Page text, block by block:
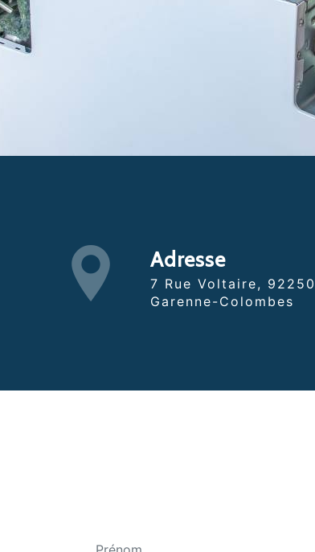
Adresse
7 Rue Voltaire, 92250 La
Garenne-Colombes